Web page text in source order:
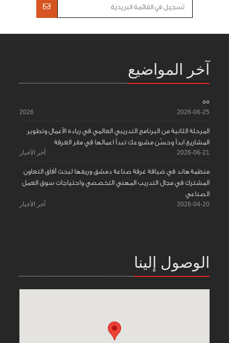
آخر المواضيع
55
2026-06-25
2026
المرحلة الثانية من البرنامج التدريبي العالمي في ريادة الأعمال وتطوير
المشاريع ابدأ وحسّن مشروعك تبدأ اعمالها في مقر الغرفة
2026-06-21 آخر الأخبار
منظمة هاند في ضيافة غرفة صناعة دمشق وريفها لبحث آفاق التعاون
المشترك في مجال التدريب المهني التخصصي واحتياجات سوق العمل
الصناعي
2026-04-20 آخر الأخبار
الوصول إلينا